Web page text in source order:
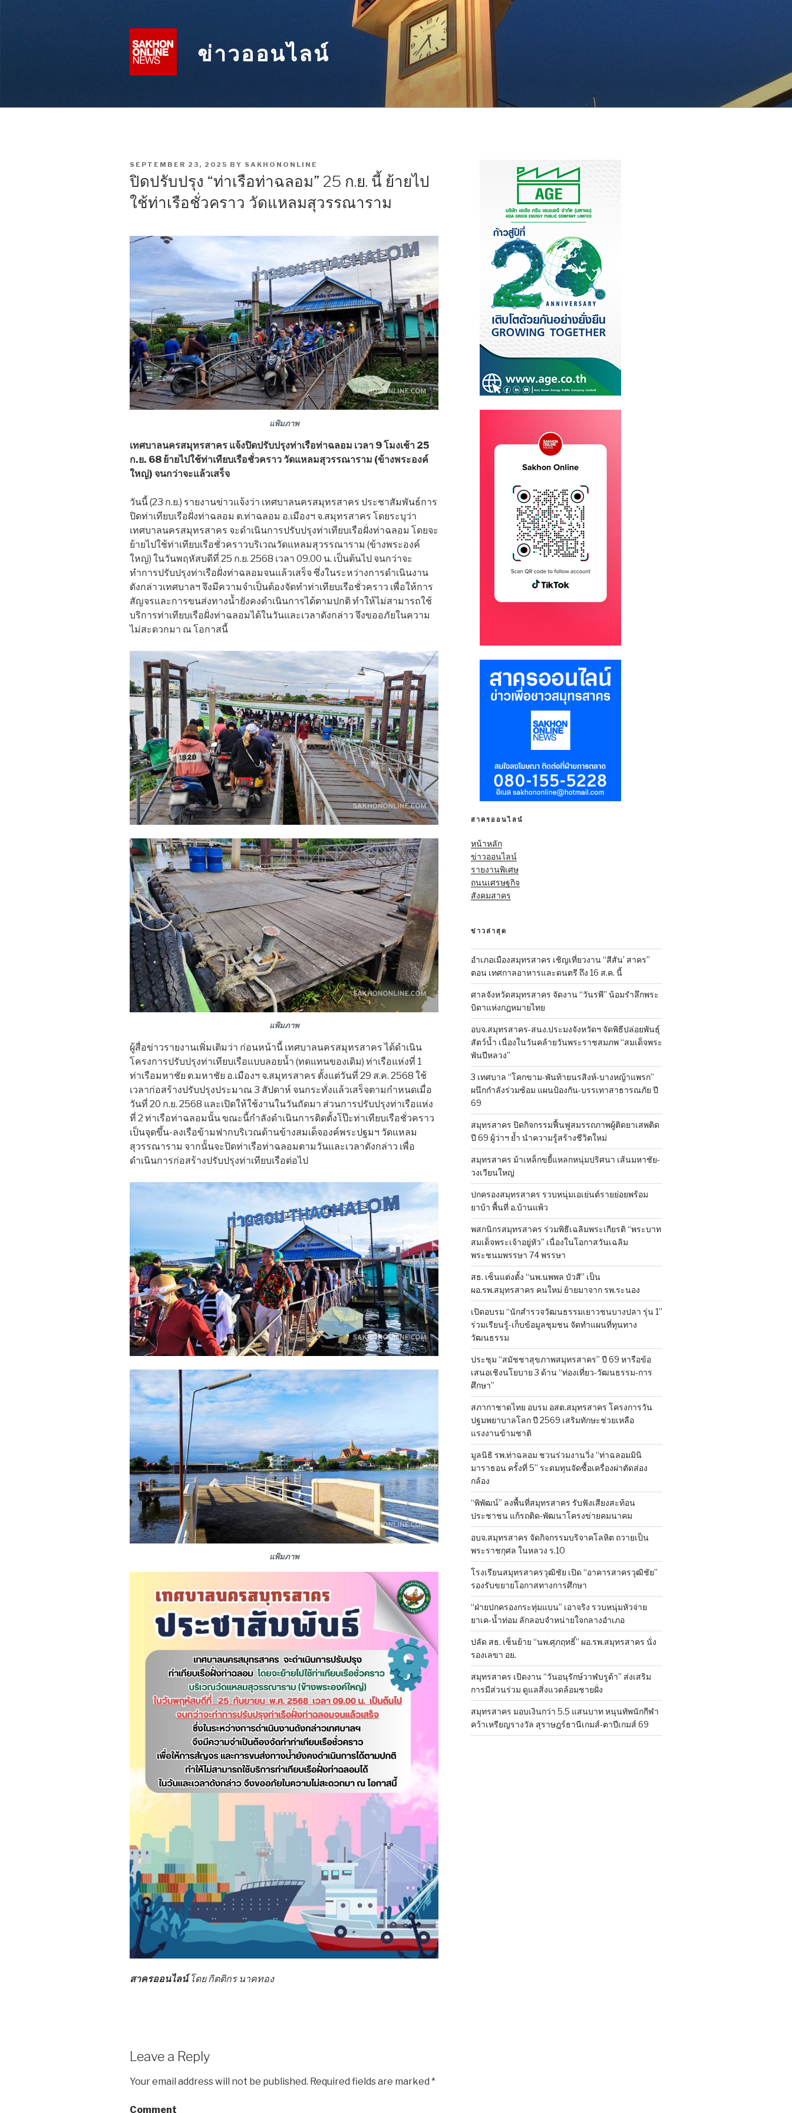
ข่าวออนไลน์
POSTED
ON
SEPTEMBER 23, 2025 BY SAKHONONLINE
ปิดปรับปรุง “ท่าเรือท่าฉลอม” 25 ก.ย. นี้ ย้ายไป
ใช้ท่าเรือชั่วคราว วัดแหลมสุวรรณาราม
แฟ้มภาพ
เทศบาลนครสมุทรสาคร แจ้งปิดปรับปรุงท่าเรือท่าฉลอม เวลา 9 โมงเช้า 25
ก.ย. 68 ย้ายไปใช้ท่าเทียบเรือชั่วคราว วัดแหลมสุวรรณาราม (ข้างพระองค์
ใหญ่) จนกว่าจะแล้วเสร็จ
วันนี้ (23 ก.ย.) รายงานข่าวแจ้งว่า เทศบาลนครสมุทรสาคร ประชาสัมพันธ์การ
ปิดท่าเทียบเรือฝั่งท่าฉลอม ต.ท่าฉลอม อ.เมืองฯ จ.สมุทรสาคร โดยระบุว่า
เทศบาลนครสมุทรสาคร จะดำเนินการปรับปรุงท่าเทียบเรือฝั่งท่าฉลอม โดยจะ
ย้ายไปใช้ท่าเทียบเรือชั่วคราวบริเวณวัดแหลมสุวรรณาราม (ข้างพระองค์
ใหญ่) ในวันพฤหัสบดีที่ 25 ก.ย. 2568 เวลา 09.00 น. เป็นต้นไป จนกว่าจะ
ทำการปรับปรุงท่าเรือฝั่งท่าฉลอมจนแล้วเสร็จ ซึ่งในระหว่างการดำเนินงาน
ดังกล่าวเทศบาลฯ จึงมีความจำเป็นต้องจัดทำท่าเทียบเรือชั่วคราว เพื่อให้การ
สัญจรและการขนส่งทางน้ำยังคงดำเนินการได้ตามปกติ ทำให้ไม่สามารถใช้
บริการท่าเทียบเรือฝั่งท่าฉลอมได้ในวันและเวลาดังกล่าว จึงขออภัยในความ
ไม่สะดวกมา ณ โอกาสนี้
แฟ้มภาพ
ผู้สื่อข่าวรายงานเพิ่มเติมว่า ก่อนหน้านี้ เทศบาลนครสมุทรสาคร ได้ดำเนิน
โครงการปรับปรุงท่าเทียบเรือแบบลอยน้ำ (ทดแทนของเดิม) ท่าเรือแห่งที่ 1
ท่าเรือมหาชัย ต.มหาชัย อ.เมืองฯ จ.สมุทรสาคร ตั้งแต่วันที่ 29 ส.ค. 2568 ใช้
เวลาก่อสร้างปรับปรุงประมาณ 3 สัปดาห์ จนกระทั่งแล้วเสร็จตามกำหนดเมื่อ
วันที่ 20 ก.ย. 2568 และเปิดให้ใช้งานในวันถัดมา ส่วนการปรับปรุงท่าเรือแห่ง
ที่ 2 ท่าเรือท่าฉลอมนั้น ขณะนี้กำลังดำเนินการติดตั้งโป๊ะท่าเทียบเรือชั่วคราว
เป็นจุดขึ้น-ลงเรือข้ามฟากบริเวณด้านข้างสมเด็จองค์พระปฐมฯ วัดแหลม
สุวรรณาราม จากนั้นจะปิดท่าเรือท่าฉลอมตามวันและเวลาดังกล่าว เพื่อ
ดำเนินการก่อสร้างปรับปรุงท่าเทียบเรือต่อไป
แฟ้มภาพ
สาครออนไลน์ โดย กิตติกร นาคทอง
Leave a Reply
Your email address will not be published. Required fields are marked *
Comment
สาครออนไลน์
หน้าหลัก
ข่าวออนไลน์
รายงานพิเศษ
ถนนเศรษฐกิจ
สังคมสาคร
ข่าวล่าสุด
อำเภอเมืองสมุทรสาคร เชิญเที่ยวงาน “สีสัน’ สาคร”
ตอน เทศกาลอาหารและดนตรี ถึง 16 ส.ค. นี้
ศาลจังหวัดสมุทรสาคร จัดงาน “วันรพี” น้อมรำลึกพระ
บิดาแห่งกฎหมายไทย
อบจ.สมุทรสาคร-สนง.ประมงจังหวัดฯ จัดพิธีปล่อยพันธุ์
สัตว์น้ำ เนื่องในวันคล้ายวันพระราชสมภพ “สมเด็จพระ
พันปีหลวง”
3 เทศบาล “โคกขาม-พันท้ายนรสิงห์-บางหญ้าแพรก”
ผนึกกำลังร่วมซ้อม แผนป้องกัน-บรรเทาสาธารณภัย ปี
69
สมุทรสาคร ปิดกิจกรรมฟื้นฟูสมรรถภาพผู้ติดยาเสพติด
ปี 69 ผู้ว่าฯ ย้ำ นำความรู้สร้างชีวิตใหม่
สมุทรสาคร ม้าเหล็กขยี้แหลกหนุ่มปริศนา เส้นมหาชัย-
วงเวียนใหญ่
ปกครองสมุทรสาคร รวบหนุ่มเอเย่นต์รายย่อยพร้อม
ยาบ้า พื้นที่ อ.บ้านแพ้ว
พสกนิกรสมุทรสาคร ร่วมพิธีเฉลิมพระเกียรติ “พระบาท
สมเด็จพระเจ้าอยู่หัว” เนื่องในโอกาสวันเฉลิม
พระชนมพรรษา 74 พรรษา
สธ. เซ็นแต่งตั้ง “นพ.นพพล บัวสี” เป็น
ผอ.รพ.สมุทรสาคร คนใหม่ ย้ายมาจาก รพ.ระนอง
เปิดอบรม “นักสำรวจวัฒนธรรมเยาวชนบางปลา รุ่น 1”
ร่วมเรียนรู้-เก็บข้อมูลชุมชน จัดทำแผนที่ทุนทาง
วัฒนธรรม
ประชุม “สมัชชาสุขภาพสมุทรสาคร” ปี 69 หารือข้อ
เสนอเชิงนโยบาย 3 ด้าน “ท่องเที่ยว-วัฒนธรรม-การ
ศึกษา”
สภากาชาดไทย อบรม อสต.สมุทรสาคร โครงการวัน
ปฐมพยาบาลโลก ปี 2569 เสริมทักษะช่วยเหลือ
แรงงานข้ามชาติ
มูลนิธิ รพ.ท่าฉลอม ชวนร่วมงานวิ่ง “ท่าฉลอมมินิ
มาราธอน ครั้งที่ 5” ระดมทุนจัดซื้อเครื่องผ่าตัดส่อง
กล้อง
“พิพัฒน์” ลงพื้นที่สมุทรสาคร รับฟังเสียงสะท้อน
ประชาชน แก้รถติด-พัฒนาโครงข่ายคมนาคม
อบจ.สมุทรสาคร จัดกิจกรรมบริจาคโลหิต ถวายเป็น
พระราชกุศล ในหลวง ร.10
โรงเรียนสมุทรสาครวุฒิชัย เปิด “อาคารสาครวุฒิชัย”
รองรับขยายโอกาสทางการศึกษา
“ฝ่ายปกครองกระทุ่มแบน” เอาจริง รวบหนุ่มหัวจ่าย
ยาเค-น้ำท่อม ลักลอบจำหน่ายใจกลางอำเภอ
ปลัด สธ. เซ็นย้าย “นพ.ศุภฤทธิ์” ผอ.รพ.สมุทรสาคร นั่ง
รองเลขา อย.
สมุทรสาคร เปิดงาน “วันอนุรักษ์วาฬบรูด้า” ส่งเสริม
การมีส่วนร่วม ดูแลสิ่งแวดล้อมชายฝั่ง
สมุทรสาคร มอบเงินกว่า 5.5 แสนบาท หนุนทัพนักกีฬา
คว้าเหรียญรางวัล สุราษฎร์ธานีเกมส์-ตาปีเกมส์ 69